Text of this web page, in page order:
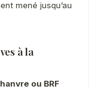
mené jusqu’au
à la
ou BRF